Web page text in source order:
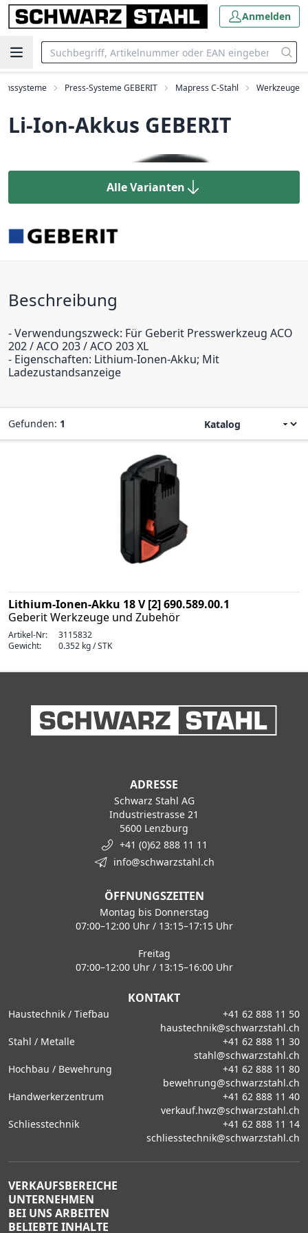
Anmelden
Press-Systeme GEBERIT Mapress C-Stahl Werkzeuge
Li-Ion-Akkus GEBERIT
Alle Varianten
Beschreibung
- Verwendungszweck: Für Geberit Presswerkzeug ACO
202 / ACO 203 / ACO 203 XL
- Eigenschaften: Lithium-Ionen-Akku; Mit
Ladezustandsanzeige
Gefunden: 1
Lithium-Ionen-Akku 18 V [2] 690.589.00.1
Geberit Werkzeuge und Zubehör
Artikel-Nr:
3115832
Gewicht:
0.352 kg / STK
ADRESSE
Schwarz Stahl AG
Industriestrasse 21
5600 Lenzburg
+41 (0)62 888 11 11
info@schwarzstahl.ch
ÖFFNUNGSZEITEN
Montag bis Donnerstag
07:00–12:00 Uhr / 13:15–17:15 Uhr
Freitag
07:00–12:00 Uhr / 13:15–16:00 Uhr
KONTAKT
Haustechnik / Tiefbau
+41 62 888 11 50
haustechnik@schwarzstahl.ch
Stahl / Metalle
+41 62 888 11 30
stahl@schwarzstahl.ch
Hochbau / Bewehrung
+41 62 888 11 80
bewehrung@schwarzstahl.ch
Handwerkerzentrum
+41 62 888 11 40
verkauf.hwz@schwarzstahl.ch
Schliesstechnik
+41 62 888 11 14
schliesstechnik@schwarzstahl.ch
VERKAUFSBEREICHE
UNTERNEHMEN
BEI UNS ARBEITEN
BELIEBTE INHALTE